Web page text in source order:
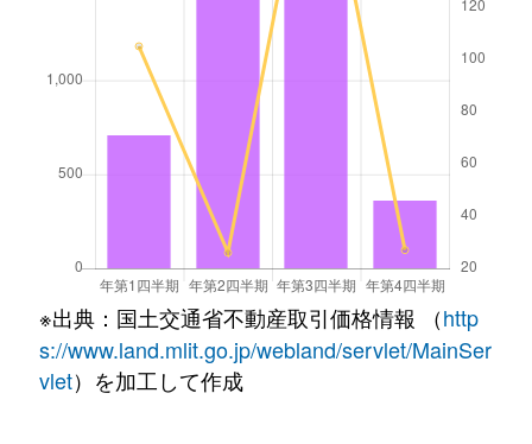
※出典：国土交通省不動産取引価格情報 （http
s://www.land.mlit.go.jp/webland/servlet/MainSer
vlet）を加工して作成